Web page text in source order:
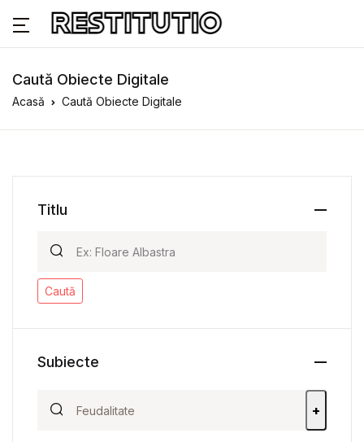
Caută Obiecte Digitale
Acasă Caută Obiecte Digitale
Titlu
Caută
Subiecte
+